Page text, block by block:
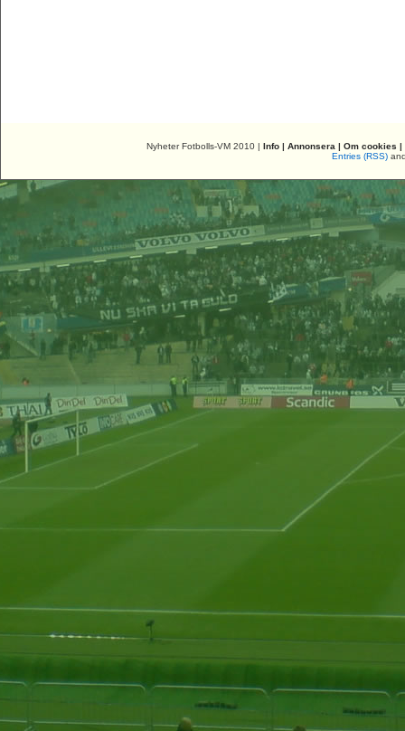
Nyheter Fotbolls-VM 2010 | Info| Annonsera | Om cookies |
Entries (RSS)